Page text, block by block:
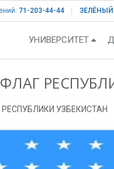
71-203-44-44
УНИВЕРСИТЕТ
УЗБЕКИСТАН